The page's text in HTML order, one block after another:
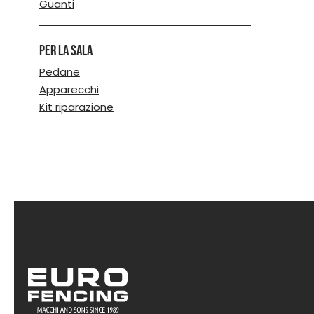
Guanti
Per la sala
Pedane
Apparecchi
Kit riparazione